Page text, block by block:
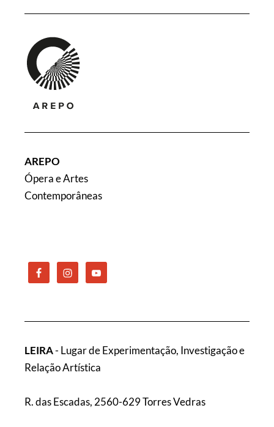
AREPO
Ópera e Artes
Contemporâneas
LEIRA- Lugar de Experimentação, Investigação e
Relação Artística
R. das Escadas, 2560-629 Torres Vedras